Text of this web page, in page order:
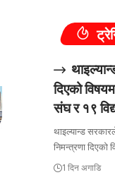
दिएको
संघ र १९
थाइल्यान्ड
निमन्त्रणा दिएको
1 दिन अगाडि